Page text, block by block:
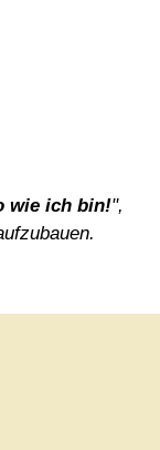
wie ich bin!",